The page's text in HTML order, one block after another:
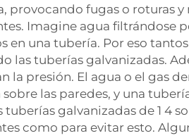
provocando fugas o roturas
Imagine agua filtrándose
en una tubería. Por eso
las tuberías galvanizadas.
la presión. El agua o el gas
sobre las paredes, y una
tuberías galvanizadas de 1 4
como para evitar esto.